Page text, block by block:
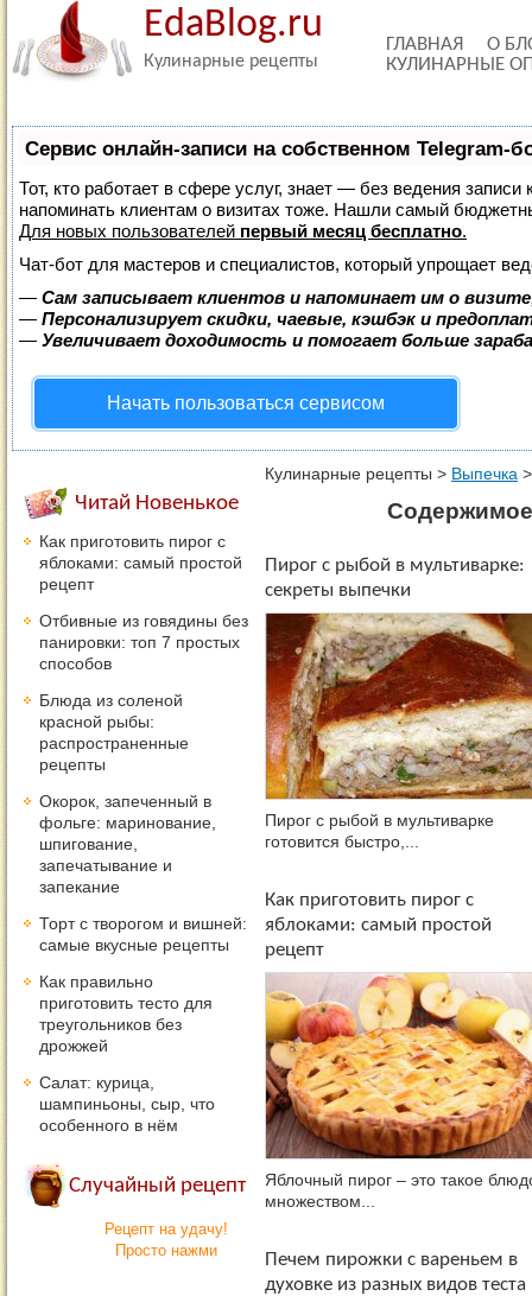
EdaBlog.ru
Кулинарные рецепты
ГЛАВНАЯ
О
КУЛИНАРНЫЕ
Сервис онлайн-записи на собственном Telegram-
Тот, кто работает в сфере услуг, знает — без ведения
напоминать клиентам о визитах тоже. Нашли самый
Для новых пользователей первый месяц бесплатно.
Чат-бот для мастеров и специалистов, который упрощает
— Сам записывает клиентов и напоминает им о
— Персонализирует скидки, чаевые, кэшбэк и
— Увеличивает доходимость и помогает больше
Начать пользоваться сервисом
Кулинарные рецепты > Выпечка
Содержимое
Пирог с рыбой в мультиварке:
секреты выпечки
Пирог с рыбой в мультиварке
готовится быстро,...
Как приготовить пирог с
яблоками: самый простой
рецепт
Яблочный пирог – это такое
множеством...
Печем пирожки с вареньем в
духовке из разных видов теста
Читай Новенькое
Как приготовить пирог с
яблоками: самый простой
рецепт
Отбивные из говядины без
панировки: топ 7 простых
способов
Блюда из соленой
красной рыбы:
распространенные
рецепты
Окорок, запеченный в
фольге: маринование,
шпигование,
запечатывание и
запекание
Торт с творогом и вишней:
самые вкусные рецепты
Как правильно
приготовить тесто для
треугольников без
дрожжей
Салат: курица,
шампиньоны, сыр, что
особенного в нём
Случайный рецепт
Рецепт на удачу!
Просто нажми